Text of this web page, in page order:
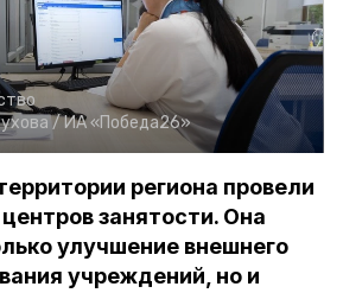
/ИА «Победа26»
региона провели
занятости. Она
улучшение внешнего
учреждений, но и